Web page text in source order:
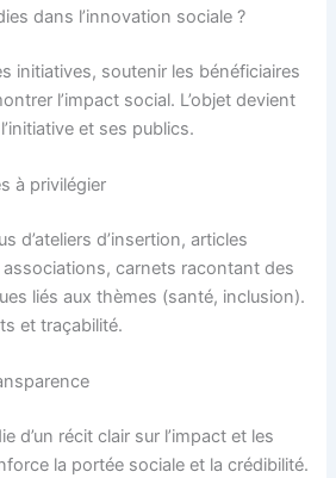
dans l’innovation sociale ?
initiatives, soutenir les bénéficiaires
l’impact social. L’objet devient
et ses publics.
à privilégier
d’ateliers d’insertion, articles
carnets racontant des
liés aux thèmes (santé, inclusion).
et traçabilité.
d’un récit clair sur l’impact et les
la portée sociale et la crédibilité.